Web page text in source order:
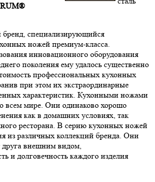
специализирующийся
ножей премиум-класса.
инновационного оборудования
поколения ему удалось существенно
профессиональных кухонных
при этом их экстраординарные
характеристик. Кухонными ножами
всем мире. Они одинаково хорошо
как в домашних условиях, так
ресторана. В серию кухонных ножей
из различных коллекций бренда. Они
друга внешним видом,
и долговечность каждого изделия